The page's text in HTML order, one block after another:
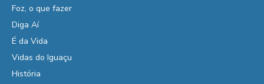
Foz, o que fazer
Diga Aí
É da Vida
Vidas do Iguaçu
História